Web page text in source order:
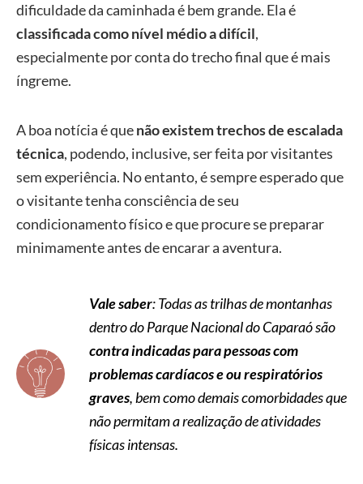
dificuldade da caminhada é bem grande. Ela é
classificada como nível médio a difícil,
especialmente por conta do trecho final que é mais
íngreme.
A boa notícia é quenão existem trechos de escalada
técnica, podendo, inclusive, ser feita por visitantes
sem experiência. No entanto, é sempre esperado que
o visitante tenha consciência de seu
condicionamento físico e que procure se preparar
minimamente antes de encarar a aventura.
Vale saber: Todas as trilhas de montanhas
dentro do Parque Nacional do Caparaó são
contra indicadas para pessoas com
problemas cardíacos e ou respiratórios
graves, bem como demais comorbidades que
não permitam a realização de atividades
físicas intensas.